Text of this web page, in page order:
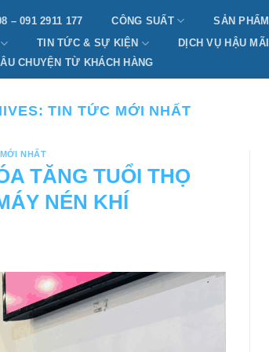
– 091 2911 177 CÔNG SUẤT
SẢN PHẨM
TIN TỨC & SỰ KIỆN
DỊCH VỤ HẬU MÃI
CHUYỆN TỪ KHÁCH HÀNG
TIN TỨC MỚI NHẤT
NHẤT
TĂNG TUỔI THỌ
NÉN KHÍ